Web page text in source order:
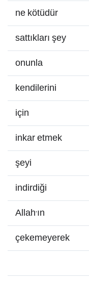
ne kötüdür
sattıkları şey
onunla
kendilerini
için
inkar etmek
şeyi
indirdiği
Allah’ın
çekemeyerek